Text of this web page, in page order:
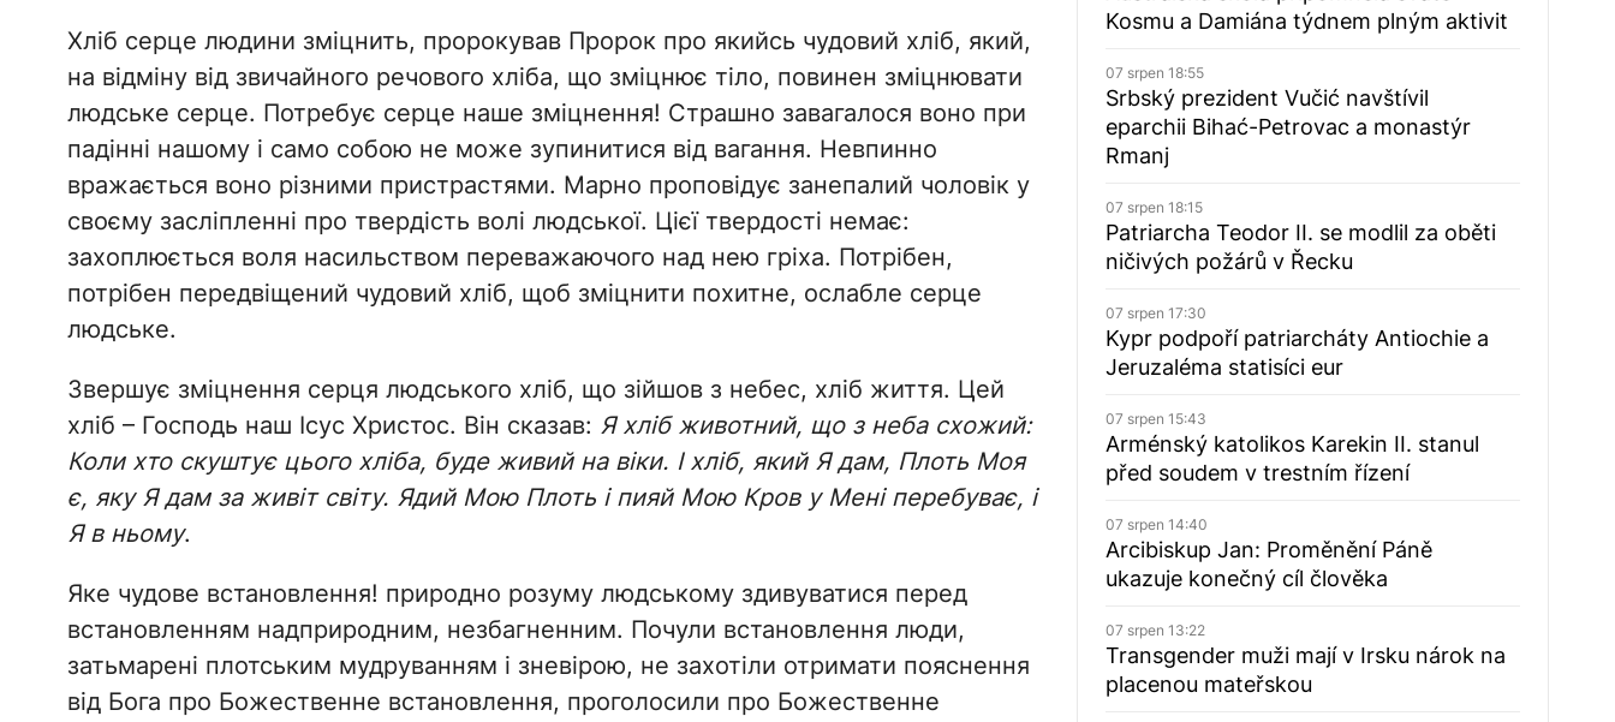
Хліб серце людини зміцнить, пророкував Пророк про якийсь чудовий хліб, який,
на відміну від звичайного речового хліба, що зміцнює тіло, повинен зміцнювати
людське серце. Потребує серце наше зміцнення! Страшно завагалося воно при
падінні нашому і само собою не може зупинитися від вагання. Невпинно
вражається воно різними пристрастями. Марно проповідує занепалий чоловік у
своєму засліпленні про твердість волі людської. Цієї твердості немає:
захоплюється воля насильством переважаючого над нею гріха. Потрібен,
потрібен передвіщений чудовий хліб, щоб зміцнити похитне, ослабле серце
людське.
Звершує зміцнення серця людського хліб, що зійшов з небес, хліб життя. Цей
хліб – Господь наш Ісус Христос. Він сказав: Я хліб животний, що з неба схожий:
Коли хто скуштує цього хліба, буде живий на віки. І хліб, який Я дам, Плоть Моя
є, яку Я дам за живіт світу. Ядий Мою Плоть і пияй Мою Кров у Мені перебуває, і
Я в ньому.
Яке чудове встановлення! природно розуму людському здивуватися перед
встановленням надприродним, незбагненним. Почули встановлення люди,
затьмарені плотським мудруванням і зневірою, не захотіли отримати пояснення
від Бога про Божественне встановлення, проголосили про Божественне
Kosmu a Damiána týdnem plným aktivit
07 srpen 18:55
Srbský prezident Vučić navštívil
eparchii Bihać-Petrovac a monastýr
Rmanj
07 srpen 18:15
Patriarcha Teodor II. se modlil za oběti
ničivých požárů v Řecku
07 srpen 17:30
Kypr podpoří patriarcháty Antiochie a
Jeruzaléma statisíci eur
07 srpen 15:43
Arménský katolikos Karekin II. stanul
před soudem v trestním řízení
07 srpen 14:40
Arcibiskup Jan: Proměnění Páně
ukazuje konečný cíl člověka
07 srpen 13:22
Transgender muži mají v Irsku nárok na
placenou mateřskou